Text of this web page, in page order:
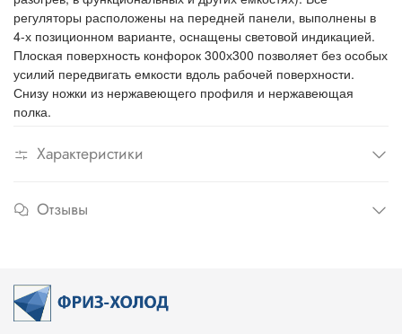
температуры,
мин, не более
Габаритные
размеры, мм
Масса, кг
регуляторы расположены на передней панели, выполнены в
4-х позиционном варианте, оснащены световой индикацией.
Плоская поверхность конфорок 300х300 позволяет без особых
усилий передвигать емкости вдоль рабочей поверхности.
Снизу ножки из нержавеющего профиля и нержавеющая
полка.
Характеристики
Отзывы